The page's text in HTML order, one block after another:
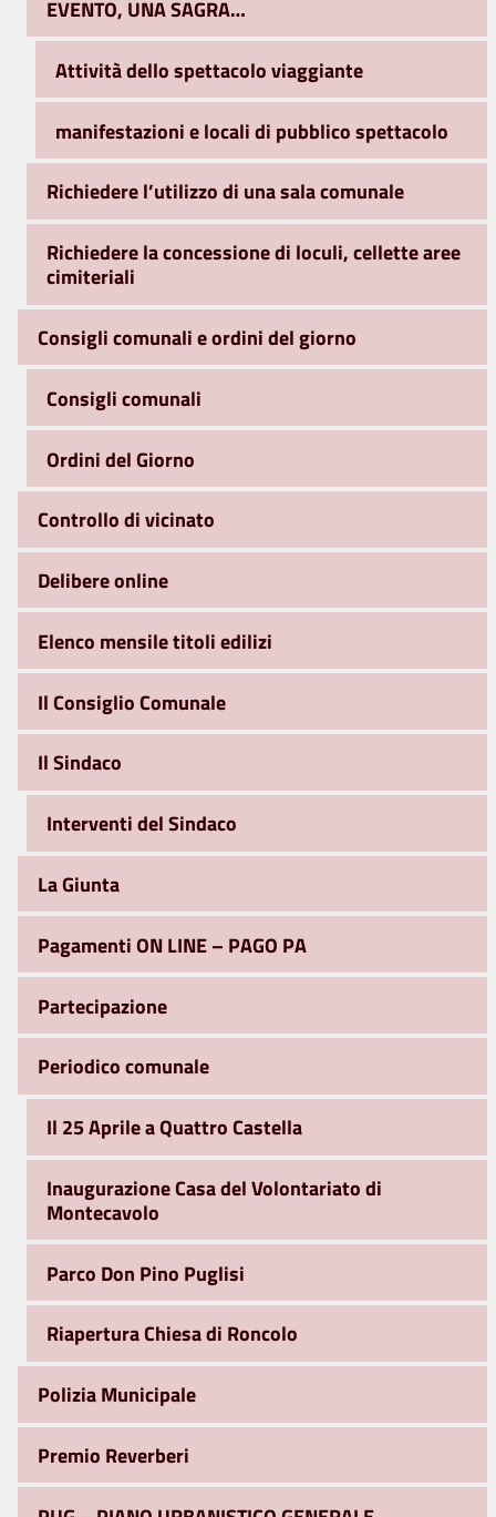
EVENTO, UNA SAGRA…
Attività dello spettacolo viaggiante
manifestazioni e locali di pubblico spettacolo
Richiedere l’utilizzo di una sala comunale
Richiedere la concessione di loculi, cellette aree
cimiteriali
Consigli comunali e ordini del giorno
Consigli comunali
Ordini del Giorno
Controllo di vicinato
Delibere online
Elenco mensile titoli edilizi
Il Consiglio Comunale
Il Sindaco
Interventi del Sindaco
La Giunta
Pagamenti ON LINE – PAGO PA
Partecipazione
Periodico comunale
Il 25 Aprile a Quattro Castella
Inaugurazione Casa del Volontariato di
Montecavolo
Parco Don Pino Puglisi
Riapertura Chiesa di Roncolo
Polizia Municipale
Premio Reverberi